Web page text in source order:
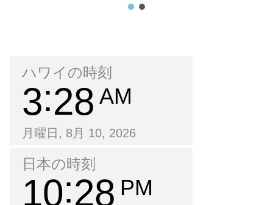
ハワイの時刻
3 28 AM
月曜日, 8月 10, 2026
日本の時刻
10 28 PM